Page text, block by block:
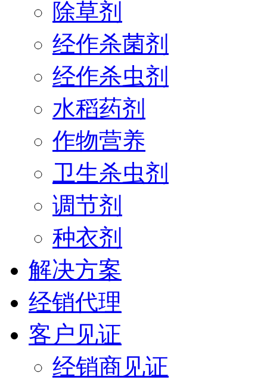
除草剂
经作杀菌剂
经作杀虫剂
水稻药剂
作物营养
卫生杀虫剂
调节剂
种衣剂
解决方案
经销代理
客户见证
经销商见证